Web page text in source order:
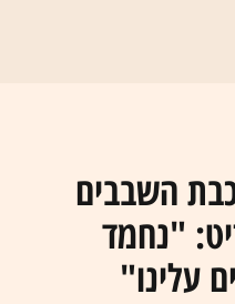
השבבים
"נחמד
עלינו"